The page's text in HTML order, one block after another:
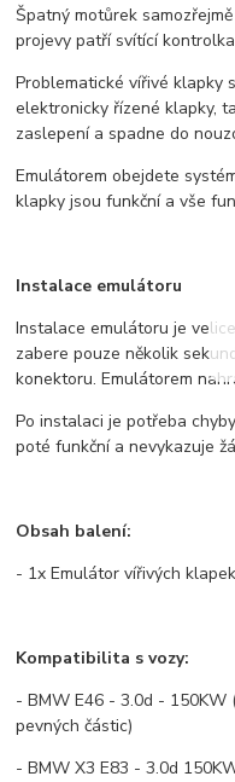
Špatný motůrek
projevy patří svítící
Problematické vířivé klapky
elektronicky řízené klapky,
zaslepení a spadne do
Emulátorem obejdete
klapky jsou funkční a vše
Instalace emulátoru
Instalace emulátoru je
zabere pouze několik
konektoru. Emulátorem
Po instalaci je potřeba
poté funkční a nevykazuje
Obsah balení:
- 1x Emulátor vířivých
Kompatibilita s vozy:
- BMW E46 - 3.0d - 150KW
pevných částic)
- BMW X3 E83 - 3.0d